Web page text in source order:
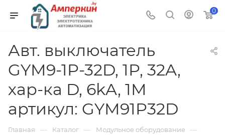
0
Авт. выключатель
GYM9-1P-32D, 1P, 32A,
хар-ка D, 6kA, 1M
артикул: GYM91P32D
Главная — Каталог — Модульное оборудование —